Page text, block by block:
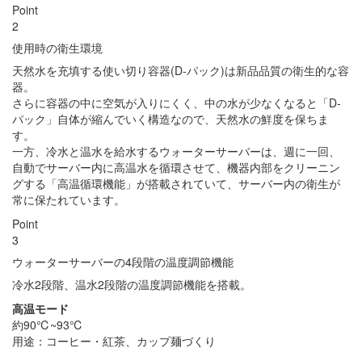
Point
2
使用時の衛生環境
天然水を充填する使い切り容器(D-パック)は新品品質の衛生的な容
器。
さらに容器の中に空気が入りにくく、中の水が少なくなると「D-
パック」自体が縮んでいく構造なので、天然水の鮮度を保ちま
す。
一方、冷水と温水を給水するウォーターサーバーは、週に一回、
自動でサーバー内に高温水を循環させて、機器内部をクリーニン
グする「高温循環機能」が搭載されていて、サーバー内の衛生が
常に保たれています。
Point
3
ウォーターサーバーの4段階の温度調節機能
冷水2段階、温水2段階の温度調節機能を搭載。
高温モード
約90℃~93℃
用途：コーヒー・紅茶、カップ麺づくり